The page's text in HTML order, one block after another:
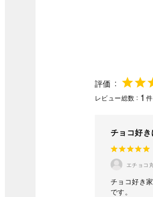
評価
レビュー総数 1 件
チョコ好
エチョコ
チョコ好き
です。